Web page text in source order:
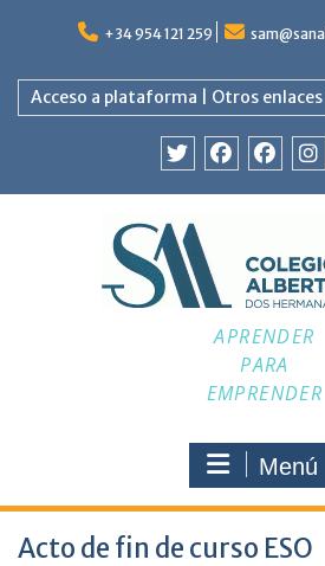
+34 954 121 259
Acceso a plataforma | Otros
APRENDER
PARA
EMPRENDER
Menú
Acto de fin de curso ESO